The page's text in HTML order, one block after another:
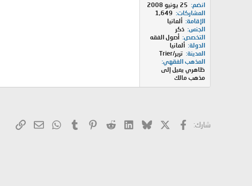
انضم
25 يونيو 2008
المشاركات
1,649
الإقامة ألمانيا
الجنس ذكر
التخصص أصول الفقه
الدولة ألمانيا
المدينة ترير/Trier
المذهب الفقهي
ظاهري يميل إلى
مذهب مالك
شارك: فيسبوك Bluesky
LinkedIn
Reddit
Pinterest
Tumblr
WhatsApp
البريد